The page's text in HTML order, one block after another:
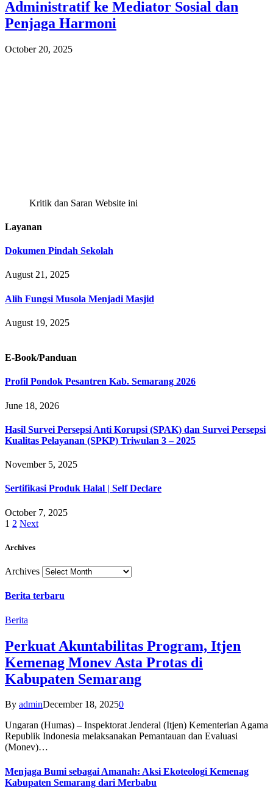
Administratif ke Mediator Sosial dan
Penjaga Harmoni
October 20, 2025
Kritik dan Saran Website ini
Layanan
Dokumen Pindah Sekolah
August 21, 2025
Alih Fungsi Musola Menjadi Masjid
August 19, 2025
E-Book/Panduan
Profil Pondok Pesantren Kab. Semarang 2026
June 18, 2026
Hasil Survei Persepsi Anti Korupsi (SPAK) dan Survei Persepsi
Kualitas Pelayanan (SPKP) Triwulan 3 – 2025
November 5, 2025
Sertifikasi Produk Halal | Self Declare
October 7, 2025
1 2 Next
Archives
Archives
Berita terbaru
Berita
Perkuat Akuntabilitas Program, Itjen
Kemenag Monev Asta Protas di
Kabupaten Semarang
By adminDecember 18, 20250
Ungaran (Humas) – Inspektorat Jenderal (Itjen) Kementerian Agama
Republik Indonesia melaksanakan Pemantauan dan Evaluasi
(Monev)…
Menjaga Bumi sebagai Amanah: Aksi Ekoteologi Kemenag
Kabupaten Semarang dari Merbabu